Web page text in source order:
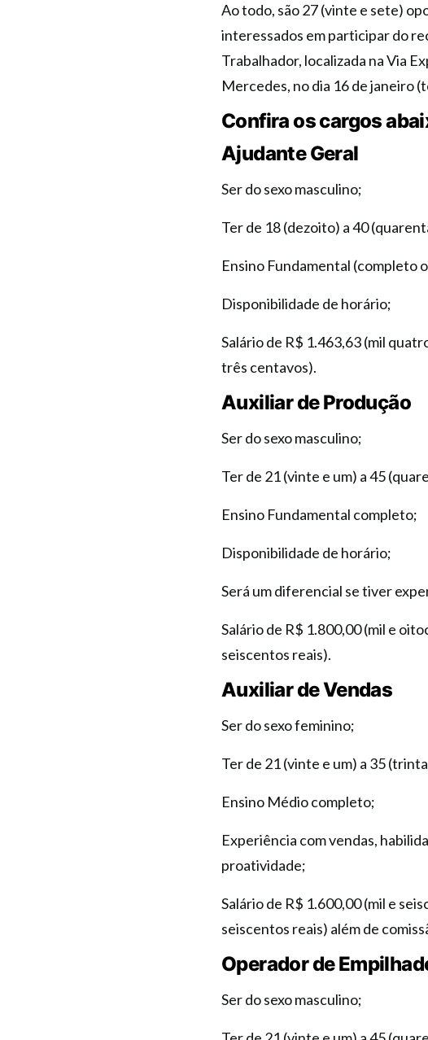
Ao todo, são 27 (vinte e sete)
interessados em participar do
Trabalhador, localizada na Via
Mercedes, no dia 16 de janeiro
Confira os cargos
Ajudante Geral
Ser do sexo masculino;
Ter de 18 (dezoito) a 40
Ensino Fundamental (completo
Disponibilidade de horário;
Salário de R$ 1.463,63 (mil
três centavos).
Auxiliar de Produção
Ser do sexo masculino;
Ter de 21 (vinte e um) a 45
Ensino Fundamental completo;
Disponibilidade de horário;
Será um diferencial se tiver
Salário de R$ 1.800,00 (mil e
seiscentos reais).
Auxiliar de Vendas
Ser do sexo feminino;
Ter de 21 (vinte e um) a 35
Ensino Médio completo;
Experiência com vendas,
proatividade;
Salário de R$ 1.600,00 (mil e
seiscentos reais) além de
Operador de
Ser do sexo masculino;